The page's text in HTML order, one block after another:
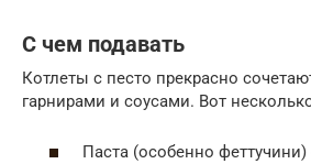
С чем подавать
Котлеты с песто прекрасно
гарнирами и соусами. Вот
Паста (особенно